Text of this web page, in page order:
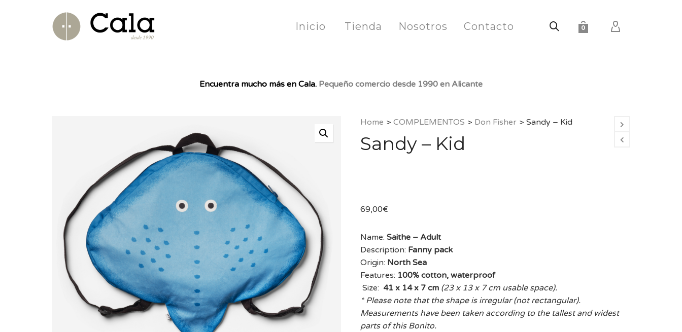
0
Inicio Tienda Nosotros Contacto
Encuentra mucho más en Cala. Pequeño comercio desde 1990 en Alicante
Home > COMPLEMENTOS > Don Fisher > Sandy – Kid
Sandy – Kid
69,00€
Name: Saithe – Adult
Description: Fanny pack
Origin: North Sea
Features: 100% cotton, waterproof
Size: 41 x 14 x 7 cm (23 x 13 x 7 cm usable space).
* Please note that the shape is irregular (not rectangular).
Measurements have been taken according to the tallest and widest
parts of this Bonito.